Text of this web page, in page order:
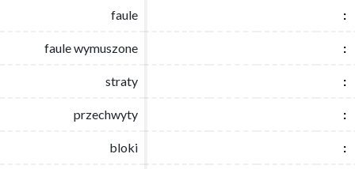
faule :
faule wymuszone :
straty :
przechwyty :
bloki :
faule :
faule wymuszone :
straty :
przechwyty :
bloki :